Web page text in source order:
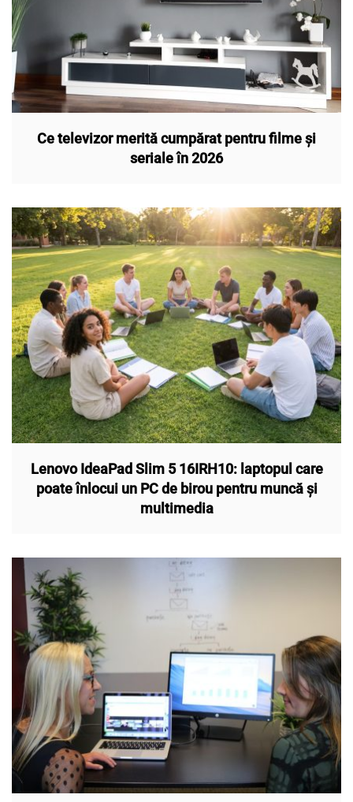
Ce televizor merită cumpărat pentru filme și
seriale în 2026
Lenovo IdeaPad Slim 5 16IRH10: laptopul care
poate înlocui un PC de birou pentru muncă și
multimedia